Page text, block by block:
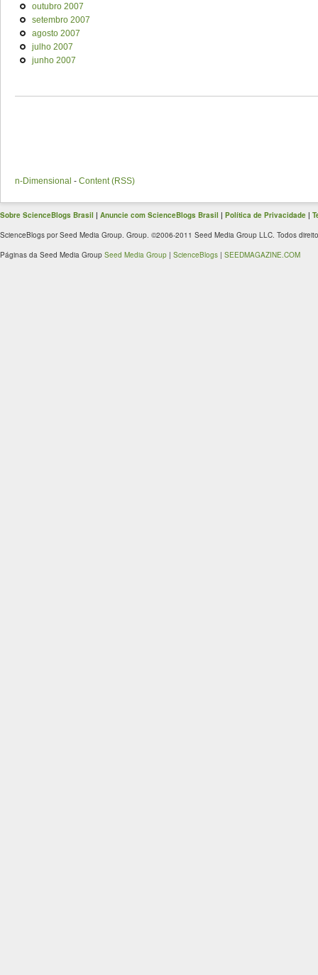
outubro 2007
setembro 2007
agosto 2007
julho 2007
junho 2007
n-Dimensional - Content (RSS)
Sobre ScienceBlogs Brasil | Anuncie com ScienceBlogs Brasil | Política de Privacidade |
ScienceBlogs por Seed Media Group. Group. ©2006-2011 Seed Media Group LLC. Todos
Páginas da Seed Media Group Seed Media Group | ScienceBlogs | SEEDMAGAZINE.COM